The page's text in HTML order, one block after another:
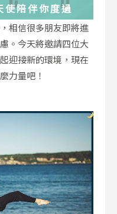
使陪伴你度過
相信很多朋友即將進
。今天將邀請四位大
迎接新的環境，現在
力量吧！